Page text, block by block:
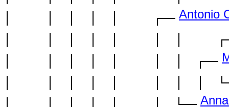
Antonio